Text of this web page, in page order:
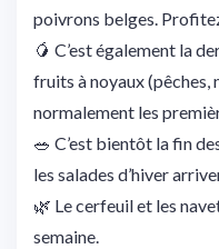
poivrons belges.
🥭 C’est également la
fruits à noyaux (pêches,
normalement les
🥗 C’est bientôt la fin
les salades d’hiver
🌿 Le cerfeuil et les
semaine.